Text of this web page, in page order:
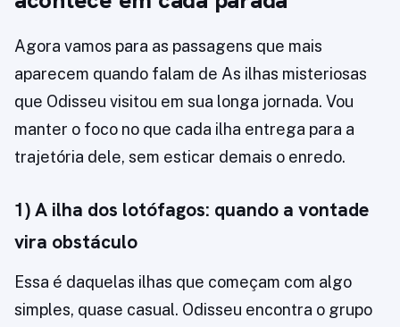
Agora vamos para as passagens que mais
aparecem quando falam de As ilhas misteriosas
que Odisseu visitou em sua longa jornada. Vou
manter o foco no que cada ilha entrega para a
trajetória dele, sem esticar demais o enredo.
1) A ilha dos lotófagos: quando a vontade
vira obstáculo
Essa é daquelas ilhas que começam com algo
simples, quase casual. Odisseu encontra o grupo